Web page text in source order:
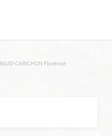
CARICHON Florence